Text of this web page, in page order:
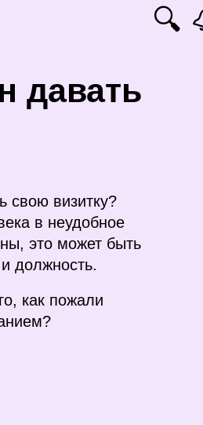
🔍
давать
свою визитку?
в неудобное
это может быть
должность.
как пожали